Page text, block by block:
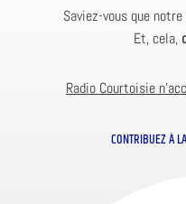
Saviez-vous que
Et, cela,
Radio Courtoisie
CONTRIBUEZ À